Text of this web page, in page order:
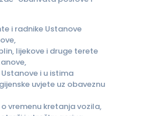
i radnike Ustanove
lijekove i druge terete
i u istima
uvjete uz obaveznu
vremenu kretanja vozila,